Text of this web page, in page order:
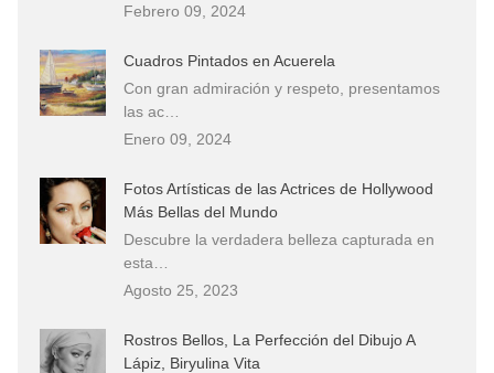
Febrero 09, 2024
Cuadros Pintados en Acuerela
Con gran admiración y respeto, presentamos
las ac…
Enero 09, 2024
Fotos Artísticas de las Actrices de Hollywood
Más Bellas del Mundo
Descubre la verdadera belleza capturada en
esta…
Agosto 25, 2023
Rostros Bellos, La Perfección del Dibujo A
Lápiz, Biryulina Vita